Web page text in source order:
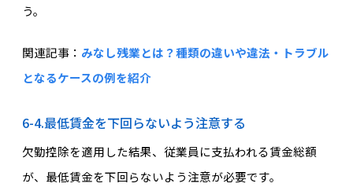
う。
関連記事： みなし残業とは？種類の違いや違法・トラブル
となるケースの例を紹介
6-4.最低賃金を下回らないよう注意する
欠勤控除を適用した結果、従業員に支払われる賃金総額
が、最低賃金を下回らないよう注意が必要です。